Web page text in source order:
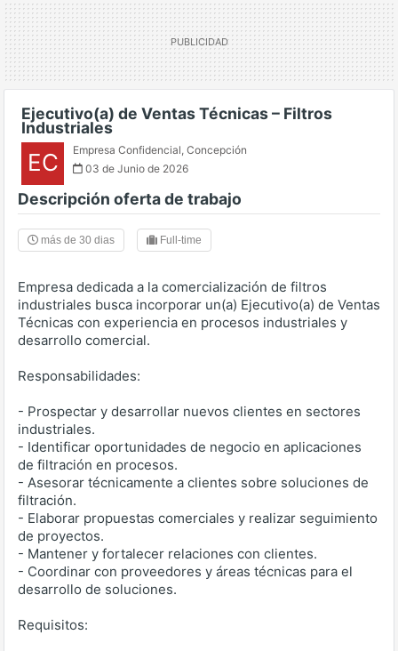
Ejecutivo(a) de Ventas Técnicas – Filtros
Industriales
EC Empresa Confidencial, Concepción
03 de Junio de 2026
Descripción oferta de trabajo
más de 30 dias Full-time
Empresa dedicada a la comercialización de filtros
industriales busca incorporar un(a) Ejecutivo(a) de Ventas
Técnicas con experiencia en procesos industriales y
desarrollo comercial.
Responsabilidades:
- Prospectar y desarrollar nuevos clientes en sectores
industriales.
- Identificar oportunidades de negocio en aplicaciones
de filtración en procesos.
- Asesorar técnicamente a clientes sobre soluciones de
filtración.
- Elaborar propuestas comerciales y realizar seguimiento
de proyectos.
- Mantener y fortalecer relaciones con clientes.
- Coordinar con proveedores y áreas técnicas para el
desarrollo de soluciones.
Requisitos: